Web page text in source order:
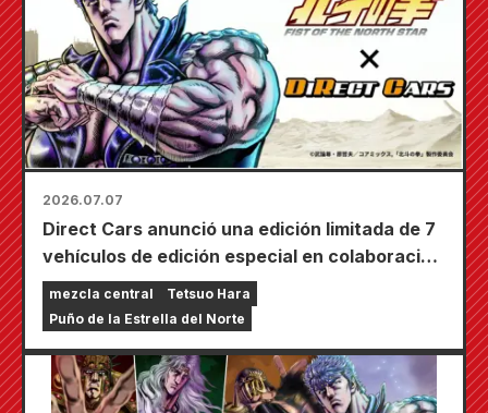
2026.07.07
Direct Cars anunció una edición limitada de 7
vehículos de edición especial en colaboración
con el anime "Fist of the North Star" en el
Tokyo Camping Car Show 2026.
mezcla central
Tetsuo Hara
Puño de la Estrella del Norte